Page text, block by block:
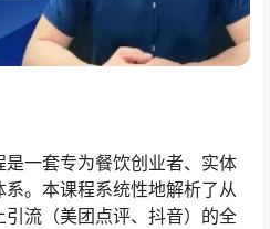
是一套专为餐饮创业者、实体
。本课程系统性地解析了从
流（美团点评、抖音）的全